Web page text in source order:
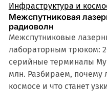
Инфраструктура и
Межспутниковая
радиоволн
Межспутниковые
лабораторным трюком:
серийные терминалы
млн. Разбираем, почему
космосе и что станет